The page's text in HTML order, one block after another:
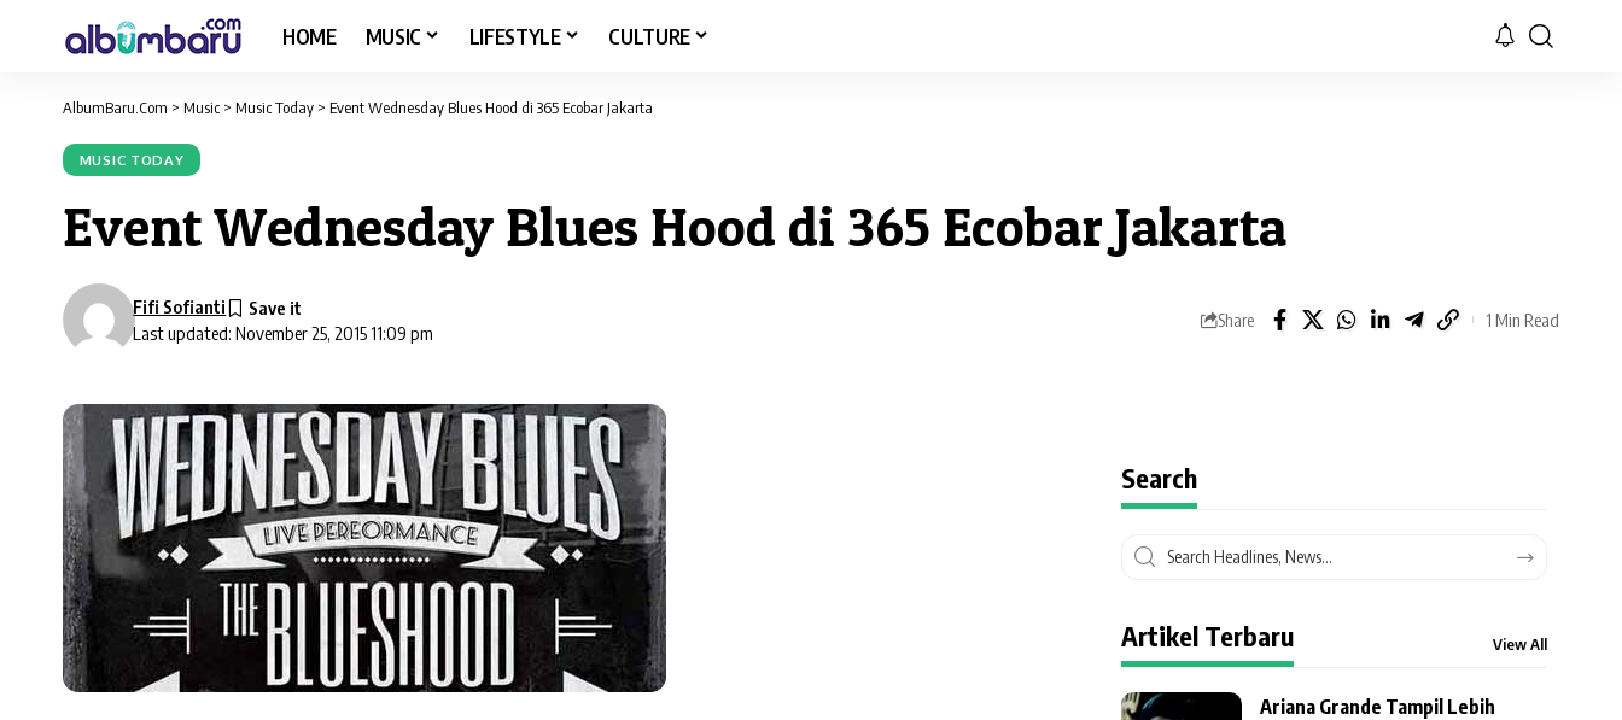
HOME MUSIC LIFESTYLE CULTURE
AlbumBaru.Com > Music > Music Today > Event Wednesday Blues Hood di 365 Ecobar Jakarta
MUSIC TODAY
Event Wednesday Blues Hood di 365 Ecobar Jakarta
Last updated: November 25, 2015 11:09 pm
Fifi Sofianti
Share 1 Min Read
Search
Artikel Terbaru View All
Ariana Grande Tampil Lebih